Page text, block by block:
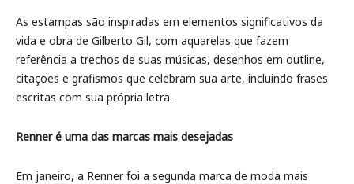
As estampas são inspiradas em elementos significativos da
vida e obra de Gilberto Gil, com aquarelas que fazem
referência a trechos de suas músicas, desenhos em outline,
citações e grafismos que celebram sua arte, incluindo frases
escritas com sua própria letra.
Renner é uma das marcas mais desejadas
Em janeiro, a Renner foi a segunda marca de moda mais